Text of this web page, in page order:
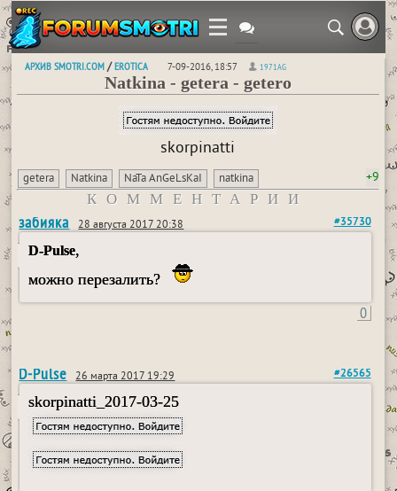
АРХИВ SMOTRI.COM /EROTICA 7-09-2016, 18:57 1971AG
Natkina - getera - getero
skorpinatti
getera Natkina NaTa AnGeLsKaI natkina +9
КОММЕНТАРИИ
забияка 28 августа 2017 20:38 #35730
D-Pulse,
можно перезалить?
0
D-Pulse 26 марта 2017 19:29 #26565
skorpinatti_2017-03-25